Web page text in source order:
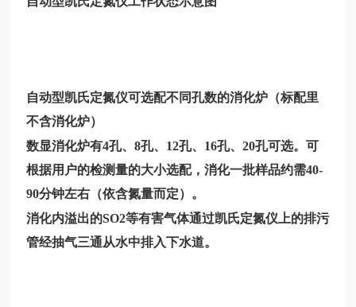
自动型凯氏定氮仪可选配不同孔数的消化炉（标配里
不含消化炉）
数显消化炉有4孔、8孔、12孔、16孔、20孔可选。可
根据用户的检测量的大小选配，消化一批样品约需40-
90分钟左右（依含氮量而定）。
消化内溢出的SO2等有害气体通过凯氏定氮仪上的排污
管经抽气三通从水中排入下水道。